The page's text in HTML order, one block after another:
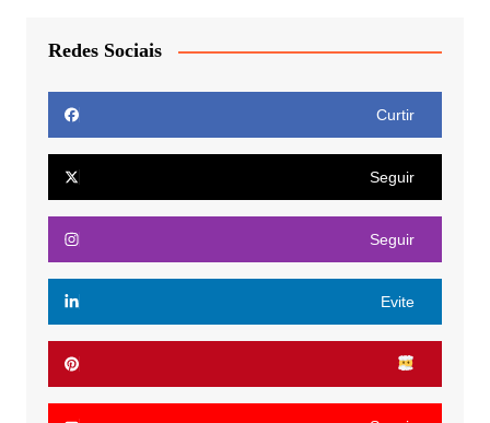
Redes Sociais
Curtir
Seguir
Seguir
Evite